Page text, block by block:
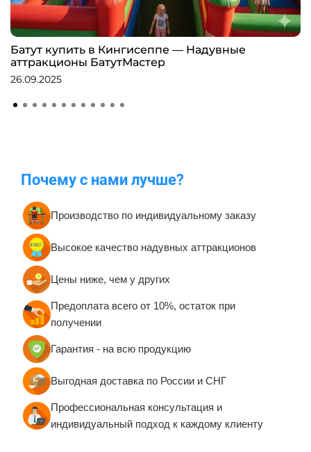
Батут купить в Кингисеппе — Надувные
аттракционы БатутМастер
26.09.2025
Почему с нами лучше?
Производство по индивидуальному заказу
Высокое качество надувных аттракционов
Цены ниже, чем у других
Предоплата всего от 10%, остаток при
получении
Гарантия - на всю продукцию
Выгодная доставка по России и СНГ
Профессиональная консультация и
индивидуальный подход к каждому клиенту